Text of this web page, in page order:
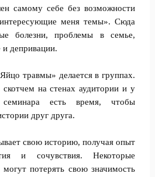
самому себе без возможности
меня темы». Сюда
болезни, проблемы в семье,
и депривации.
травмы» делается в группах.
скотчем на стенах аудитории и у
семинара есть время, чтобы
друг друга.
свою историю, получая опыт
и сочувствия. Некоторые
потерять свою значимость